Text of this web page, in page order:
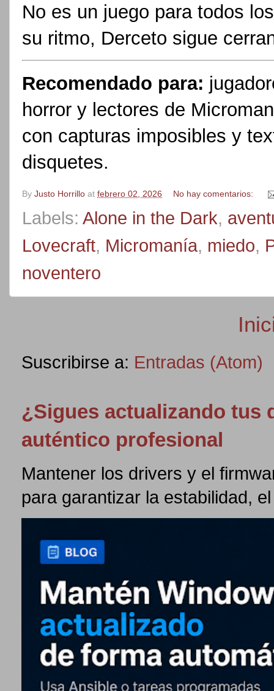
No es un juego para todos
su ritmo, Derceto sigue
Recomendado para:
horror y lectores de
con capturas imposibles y
disquetes.
By Justo Horrillo at febrero 02, 2026 No hay comentarios:
Labels: Alone in the Dark,
Lovecraft, Micromanía, miedo,
noventero
Suscribirse a: Entradas (Atom)
¿Sigues actualizando tus
auténtico profesional
Mantener los drivers y el
para garantizar la estabilidad,